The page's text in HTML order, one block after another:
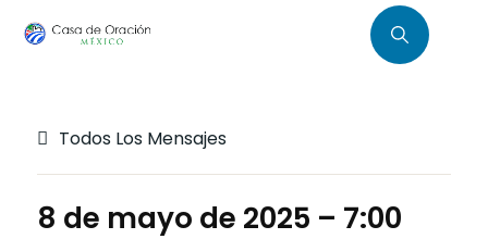
Todos Los Mensajes
8 de mayo de 2025 – 7:00